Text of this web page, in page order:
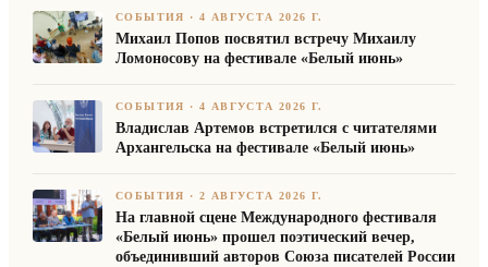
СОБЫТИЯ ·4 АВГУСТА 2026 Г.
Михаил Попов посвятил встречу Михаилу
Ломоносову на фестивале «Белый июнь»
СОБЫТИЯ ·4 АВГУСТА 2026 Г.
Владислав Артемов встретился с читателями
Архангельска на фестивале «Белый июнь»
СОБЫТИЯ ·2 АВГУСТА 2026 Г.
На главной сцене Международного фестиваля
«Белый июнь» прошел поэтический вечер,
объединивший авторов Союза писателей России